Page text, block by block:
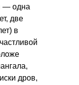
— одна
две
в
дров,